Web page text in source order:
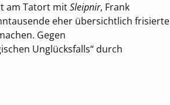
am Tatort mitSleipnir, Frank
eher übersichtlich frisierte
Gegen
Unglücksfalls“ durch